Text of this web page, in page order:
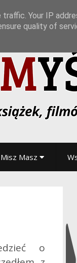
Misz Masz
o
Your IP
quality of